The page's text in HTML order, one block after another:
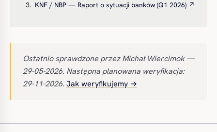
KNF / NBP — Raport o sytuacji banków (Q1 2026) ↗
Ostatnio sprawdzone przez Michał Wiercimok —
29-05-2026. Następna planowana weryfikacja:
29-11-2026. Jak weryfikujemy →